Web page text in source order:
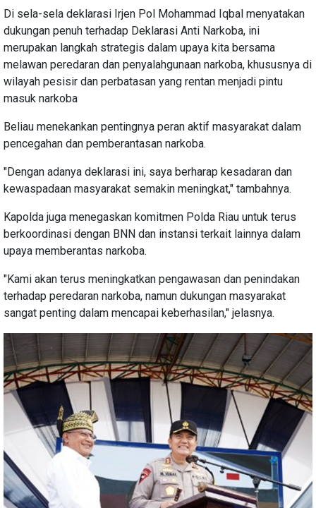
Di sela-sela deklarasi Irjen Pol Mohammad Iqbal menyatakan
dukungan penuh terhadap Deklarasi Anti Narkoba, ini
merupakan langkah strategis dalam upaya kita bersama
melawan peredaran dan penyalahgunaan narkoba, khususnya di
wilayah pesisir dan perbatasan yang rentan menjadi pintu
masuk narkoba
Beliau menekankan pentingnya peran aktif masyarakat dalam
pencegahan dan pemberantasan narkoba.
"Dengan adanya deklarasi ini, saya berharap kesadaran dan
kewaspadaan masyarakat semakin meningkat," tambahnya.
Kapolda juga menegaskan komitmen Polda Riau untuk terus
berkoordinasi dengan BNN dan instansi terkait lainnya dalam
upaya memberantas narkoba.
"Kami akan terus meningkatkan pengawasan dan penindakan
terhadap peredaran narkoba, namun dukungan masyarakat
sangat penting dalam mencapai keberhasilan," jelasnya.